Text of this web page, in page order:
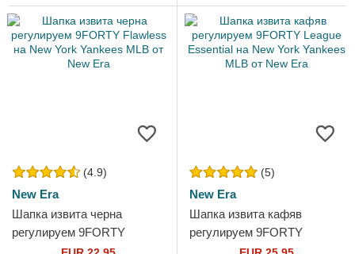
(4.9)
New Era
Шапка извита черна
регулируем 9FORTY
Flawless на New York
(5)
New Era
Шапка извита кафяв
регулируем 9FORTY
League Essential на New